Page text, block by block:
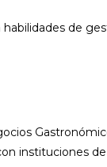
de
instituciones